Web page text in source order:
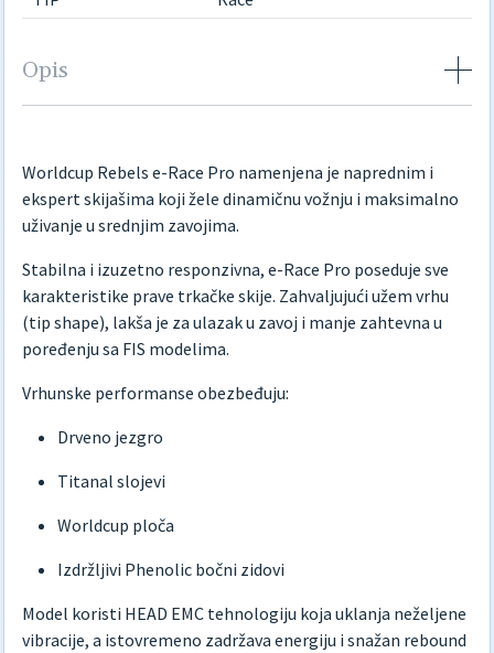
Opis
Worldcup Rebels e-Race Pro namenjena je naprednim i
ekspert skijašima koji žele dinamičnu vožnju i maksimalno
uživanje u srednjim zavojima.
Stabilna i izuzetno responzivna, e-Race Pro poseduje sve
karakteristike prave trkačke skije. Zahvaljujući užem vrhu
(tip shape), lakša je za ulazak u zavoj i manje zahtevna u
poređenju sa FIS modelima.
Vrhunske performanse obezbeđuju:
Drveno jezgro
Titanal slojevi
Worldcup ploča
Izdržljivi Phenolic bočni zidovi
Model koristi HEAD EMC tehnologiju koja uklanja neželjene
vibracije, a istovremeno zadržava energiju i snažan rebound